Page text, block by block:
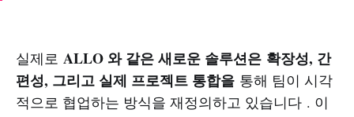
실제로 ALLO 와 같은 새로운 솔루션은 확장성, 간
편성, 그리고 실제 프로젝트 통합을 통해 팀이 시각
적으로 협업하는 방식을 재정의하고 있습니다 . 이